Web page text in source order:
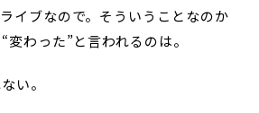
イブなので。そういうことなのか
わった”と言われるのは。
い。